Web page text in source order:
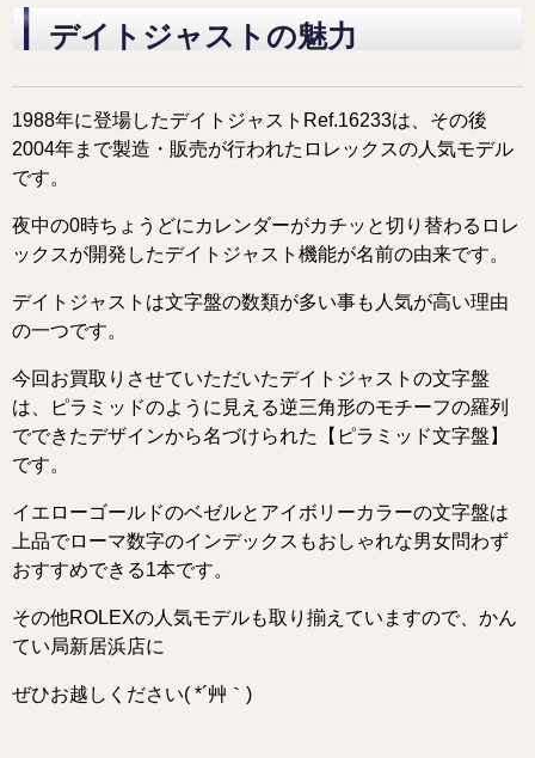
デイトジャストの魅力
1988年に登場したデイトジャストRef.16233は、その後
2004年まで製造・販売が行われたロレックスの人気モデル
です。
夜中の0時ちょうどにカレンダーがカチッと切り替わるロレ
ックスが開発したデイトジャスト機能が名前の由来です。
デイトジャストは文字盤の数類が多い事も人気が高い理由
の一つです。
今回お買取りさせていただいたデイトジャストの文字盤
は、ピラミッドのように見える逆三角形のモチーフの羅列
でできたデザインから名づけられた【ピラミッド文字盤】
です。
イエローゴールドのベゼルとアイボリーカラーの文字盤は
上品でローマ数字のインデックスもおしゃれな男女問わず
おすすめできる1本です。
その他ROLEXの人気モデルも取り揃えていますので、かん
てい局新居浜店に
ぜひお越しください( *´艸｀)